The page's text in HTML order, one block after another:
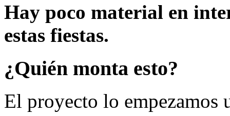
Hay poco material en
estas fiestas.
¿Quién monta esto?
El proyecto lo empezamos